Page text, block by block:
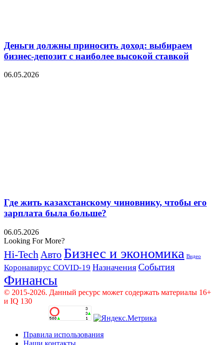
Деньги должны приносить доход: выбираем
бизнес-депозит с наиболее высокой ставкой
06.05.2026
Где жить казахстанскому чиновнику, чтобы его
зарплата была больше?
06.05.2026
Looking For More?
Hi-Tech Авто Бизнес и экономика Видео
Коронавирус COVID-19 Назначения События
Финансы
© 2015-2026. Данный ресурс может содержать материалы 16+
и IQ 130
Правила использования
Наши контакты